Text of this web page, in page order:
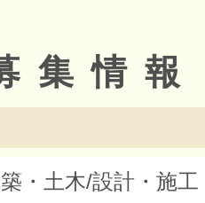
集情報
・土木/設計・施